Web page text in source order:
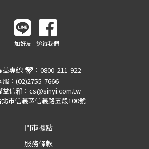
加好友 追蹤我們
益專線 ： 0800-211-922
： (02)2755-7666
信箱： cs@sinyi.com.tw
北市信義區信義路五段100號
門市據點
服務條款